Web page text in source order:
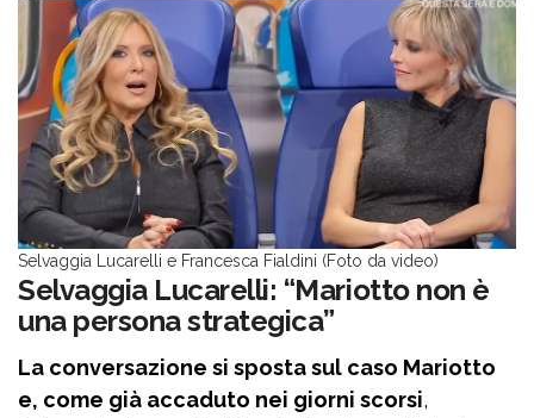
Selvaggia Lucarelli e Francesca Fialdini (Foto da video)
Selvaggia Lucarelli: “Mariotto non è
una persona strategica”
La conversazione si sposta sul caso Mariotto
e, come già accaduto nei giorni scorsi,